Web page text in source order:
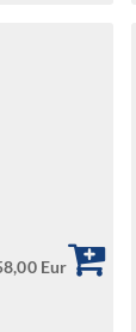
Eur